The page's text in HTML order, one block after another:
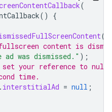
(
()
{
()
content is
ad was dismissed." );
set your reference to null
time.
. interstitialAd = null ;